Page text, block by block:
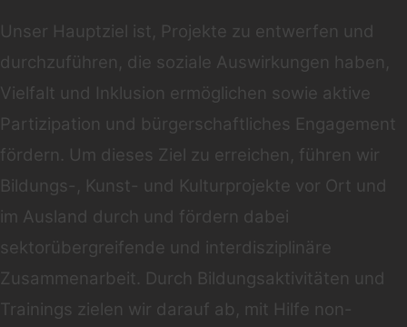
Unser Hauptziel ist, Projekte zu entwerfen und
durchzuführen, die soziale Auswirkungen haben,
Vielfalt und Inklusion ermöglichen sowie aktive
Partizipation und bürgerschaftliches Engagement
fördern. Um dieses Ziel zu erreichen, führen wir
Bildungs-, Kunst- und Kulturprojekte vor Ort und
im Ausland durch und fördern dabei
sektorübergreifende und interdisziplinäre
Zusammenarbeit. Durch Bildungsaktivitäten und
Trainings zielen wir darauf ab, mit Hilfe non-